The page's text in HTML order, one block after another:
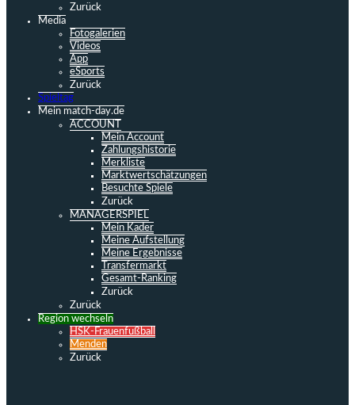
Zurück
Media
Fotogalerien
Videos
App
eSports
Zurück
Spieltag
Mein match-day.de
ACCOUNT
Mein Account
Zahlungshistorie
Merkliste
Marktwertschätzungen
Besuchte Spiele
Zurück
MANAGERSPIEL
Mein Kader
Meine Aufstellung
Meine Ergebnisse
Transfermarkt
Gesamt-Ranking
Zurück
Zurück
Region wechseln
HSK-Frauenfußball
Menden
Zurück